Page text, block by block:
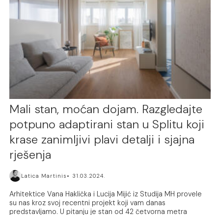
Mali stan, moćan dojam. Razgledajte
potpuno adaptirani stan u Splitu koji
krase zanimljivi plavi detalji i sjajna
rješenja
Latica Martinis 31.03.2024.
Arhitektice Vana Haklička i Lucija Mijić iz Studija MH provele
su nas kroz svoj recentni projekt koji vam danas
predstavljamo. U pitanju je stan od 42 četvorna metra